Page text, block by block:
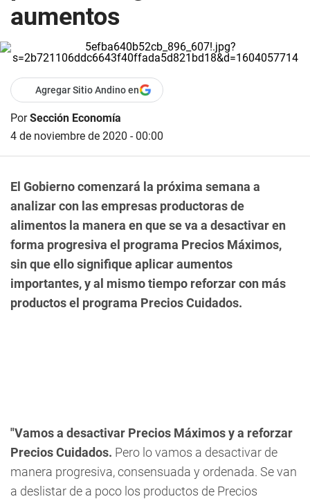
aumentos
Agregar Sitio Andino en
PorSección Economía
4 de noviembre de 2020 - 00:00
El Gobierno comenzará la próxima semana a
analizar con las empresas productoras de
alimentos la manera en que se va a desactivar en
forma progresiva el programa Precios Máximos,
sin que ello signifique aplicar aumentos
importantes, y al mismo tiempo reforzar con más
productos el programa Precios Cuidados.
"Vamos a desactivar Precios Máximos y a reforzar
Precios Cuidados. Pero lo vamos a desactivar de
manera progresiva, consensuada y ordenada. Se van
a deslistar de a poco los productos de Precios